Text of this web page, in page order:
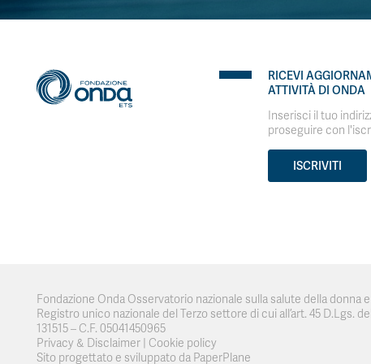
RICEVI
ATTIVITÀ DI ONDA
Inserisci il tuo
proseguire con
ISCRIVITI
Fondazione Onda Osservatorio nazionale sulla salute della donna
Registro unico nazionale del Terzo settore di cui all’art. 45 D.Lgs. del
131515 – C.F. 05041450965
Privacy & Disclaimer
Cookie policy
Sito progettato e sviluppato da PaperPlane